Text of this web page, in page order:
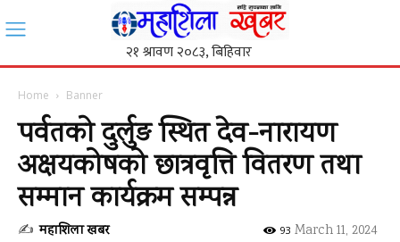
Home Banner
पर्वतको दुर्लुङ स्थित देव-नारायण
अक्षयकोषको छात्रवृत्ति वितरण तथा
सम्मान कार्यक्रम सम्पन्न
✍ महाशिला खबर March 11, 2024
93